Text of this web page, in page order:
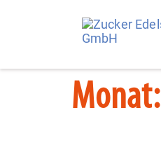
Monat: